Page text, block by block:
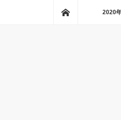
2020